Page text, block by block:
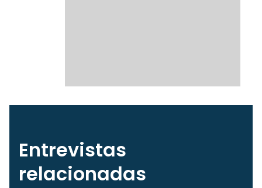
Entrevistas
relacionadas